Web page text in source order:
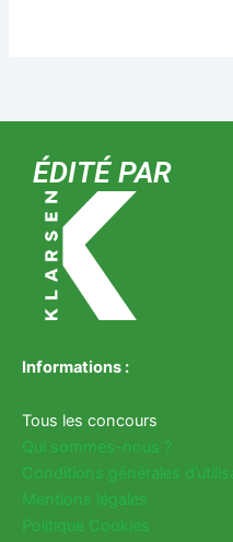
ÉDITÉ PAR
Informations :
Tous les concours
Qui sommes-nous ?
Conditions générales
Mentions légales
Politique Cookies